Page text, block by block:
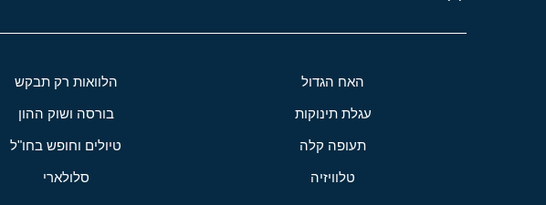
האח הגדול הלוואות רק תבקש
עגלת תינוקות בורסה ושוק ההון
תעופה קלה טיולים וחופש בחו"ל
טלוויזיה סלולארי